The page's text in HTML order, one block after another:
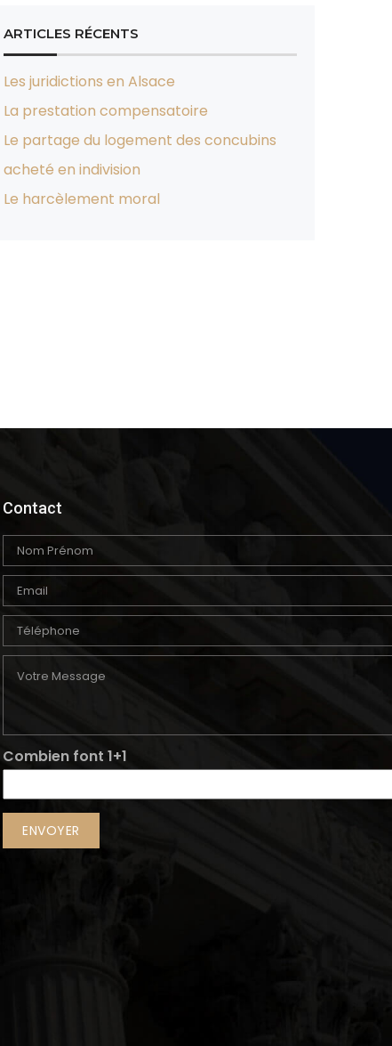
ARTICLES RÉCENTS
Les juridictions en Alsace
La prestation compensatoire
Le partage du logement des concubins
acheté en indivision
Le harcèlement moral
Contact
Combien font 1+1